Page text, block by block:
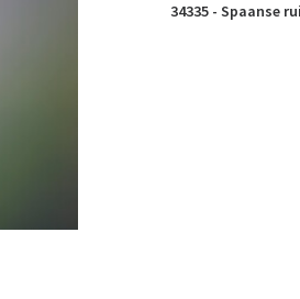
34335 - Spaanse